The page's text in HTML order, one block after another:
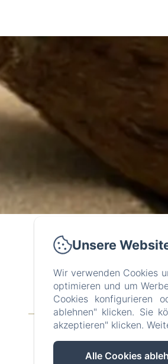
Baie
willkommen
Die
Unsere
Wir verwenden Cookies
optimieren und um
Cookies konfigurieren
ablehnen" klicken. Sie
akzeptieren" klicken.
Alle Cookies